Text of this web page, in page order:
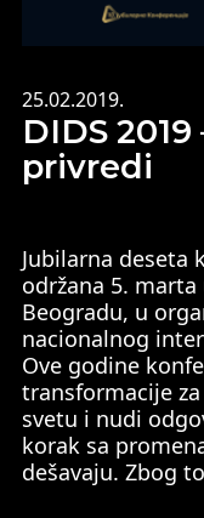
25.02.2019.
DIDS
privredi
Jubilarna deseta
održana 5. marta
Beogradu, u
nacionalnog
Ove godine
transformacije
svetu i nudi
korak sa
dešavaju. Zbog